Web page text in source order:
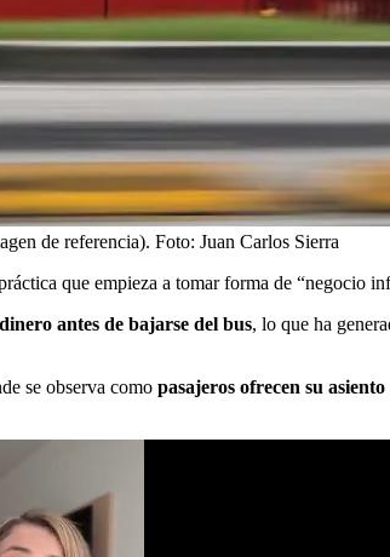
de referencia). Foto: Juan Carlos Sierra
que empieza a tomar forma de “negocio
antes de bajarse del bus, lo que ha
se observa como pasajeros ofrecen su